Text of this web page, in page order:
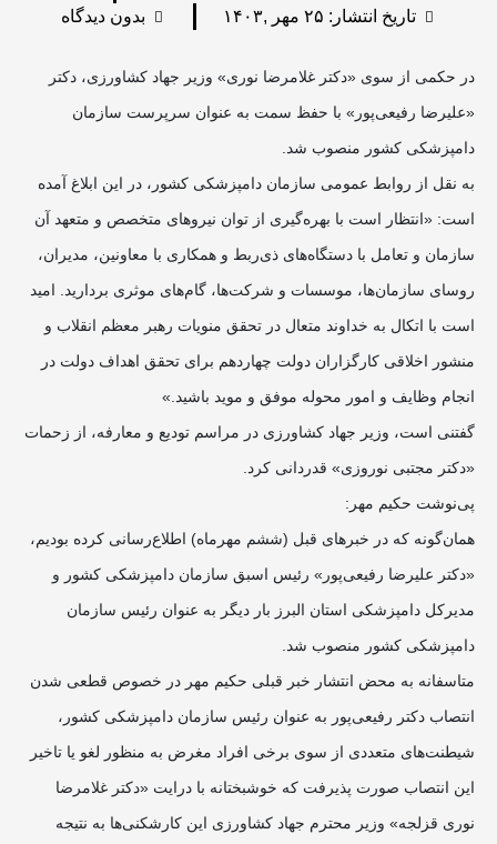
تاریخ انتشار:۲۵ مهر ,۱۴۰۳ بدون دیدگاه
در حکمی از سوی «دکتر غلامرضا نوری» وزیر جهاد کشاورزی، دکتر
«علیرضا رفیعی‌پور» با حفظ سمت به عنوان سرپرست سازمان
دامپزشکی کشور منصوب شد.
به نقل از روابط عمومی سازمان دامپزشکی کشور، در این ابلاغ آمده
است: «انتظار است با بهره‌گیری از توان نیروهای متخصص و متعهد آن
سازمان و تعامل با دستگاه‌های ذی‌ربط و همکاری با معاونین، مدیران،
روسای سازمان‌ها، موسسات و شرکت‌ها، گام‌های موثری بردارید. امید
است با اتکال به خداوند متعال در تحقق منویات رهبر معظم انقلاب و
منشور اخلاقی کارگزاران دولت چهاردهم برای تحقق اهداف دولت در
انجام وظایف و امور محوله موفق و موید باشید.»
گفتنی است، وزیر جهاد کشاورزی در مراسم تودیع و معارفه، از زحمات
«دکتر مجتبی نوروزی» قدردانی کرد.
پی‌نوشت حکیم مهر:
همان‌گونه که در خبرهای قبل (ششم مهرماه) اطلاع‌رسانی کرده بودیم،
«دکتر علیرضا رفیعی‌پور» رئیس اسبق سازمان دامپزشکی کشور و
مدیرکل دامپزشکی استان البرز بار دیگر به عنوان رئیس سازمان
دامپزشکی کشور منصوب شد.
متاسفانه به محض انتشار خبر قبلی حکیم مهر در خصوص قطعی شدن
انتصاب دکتر رفیعی‌پور به عنوان رئیس سازمان دامپزشکی کشور،
شیطنت‌های متعددی از سوی برخی افراد مغرض به منظور لغو یا تاخیر
این انتصاب صورت پذیرفت که خوشبختانه با درایت «دکتر غلامرضا
نوری قزلجه» وزیر محترم جهاد کشاورزی این کارشکنی‌ها به نتیجه